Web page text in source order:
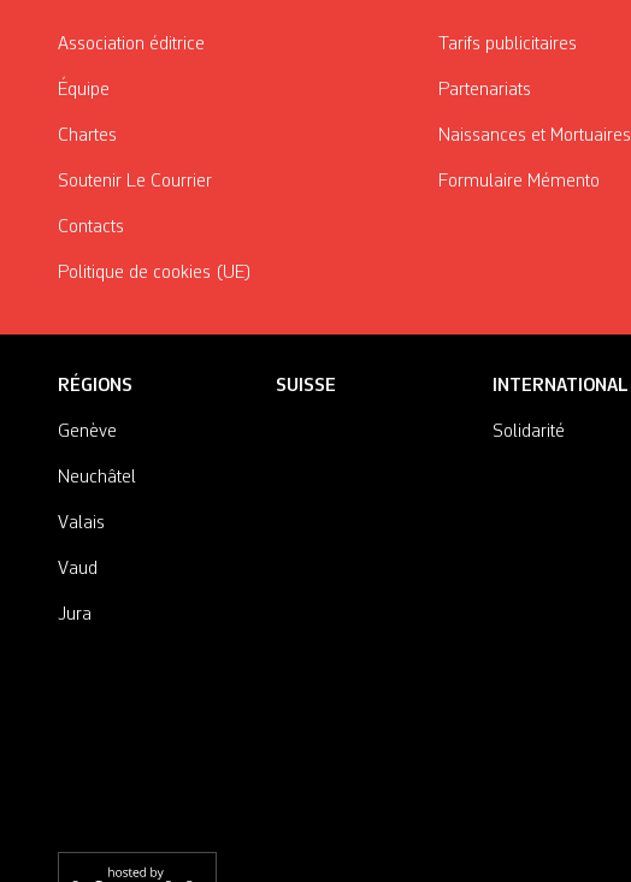
Association éditrice
Équipe
Chartes
Soutenir Le Courrier
Contacts
Politique de cookies (UE)
Tarifs publicitaires
Partenariats
Naissances et Mortuaires
Formulaire Mémento
RÉGIONS
Genève
Neuchâtel
Valais
Vaud
Jura
SUISSE INTERNATIONAL
Solidarité